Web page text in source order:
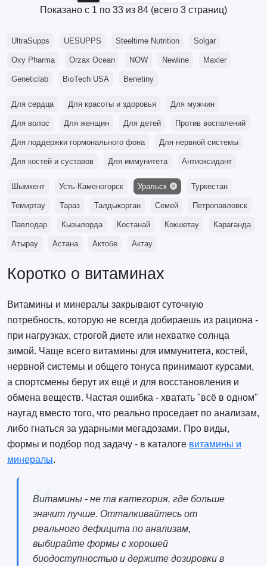
Показано с 1 по 33 из 84 (всего 3 страниц)
UltraSupps UESUPPS Steeltime Nutrition Solgar
Oxy Pharma Orzax Ocean NOW Newline Maxler
Geneticlab BioTech USA Benetiny
Для сердца Для красоты и здоровья Для мужчин
Для волос Для женщин Для детей Против воспалений
Для поддержки гормонального фона Для нервной системы
Для костей и суставов Для иммунитета Антиоксидант
Шымкент Усть-Каменогорск Уральск Туркестан
Темиртау Тараз Талдыкорган Семей Петропавловск
Павлодар Кызылорда Костанай Кокшетау Караганда
Атырау Астана Актобе Актау
Коротко о витаминах
Витамины и минералы закрывают суточную
потребность, которую не всегда добираешь из рациона -
при нагрузках, строгой диете или нехватке солнца
зимой. Чаще всего витамины для иммунитета, костей,
нервной системы и общего тонуса принимают курсами,
а спортсмены берут их ещё и для восстановления и
обмена веществ. Частая ошибка - хватать "всё в одном"
наугад вместо того, что реально проседает по анализам,
либо гнаться за ударными мегадозами. Про виды,
формы и подбор под задачу - в каталоге витамины и
минералы.
Витамины - не та категория, где больше
значит лучше. Отталкивайтесь от
реального дефицита по анализам,
выбирайте формы с хорошей
биодоступностью и держите дозировки в